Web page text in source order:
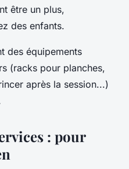
être un plus,
des enfants.
des équipements
(racks pour planches,
après la session...)
: pour